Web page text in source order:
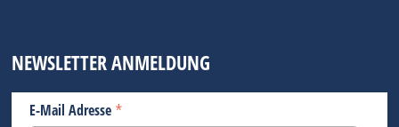
NEWSLETTER ANMELDUNG
E-Mail Adresse *